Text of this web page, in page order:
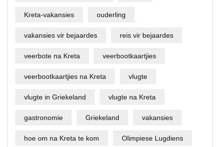
Kreta-vakansies ouderling
vakansies vir bejaardes reis vir bejaardes
veerbote na Kreta veerbootkaartjies
veerbootkaartjies na Kreta vlugte
vlugte in Griekeland vlugte na Kreta
gastronomie Griekeland vakansies
hoe om na Kreta te kom Olimpiese Lugdiens